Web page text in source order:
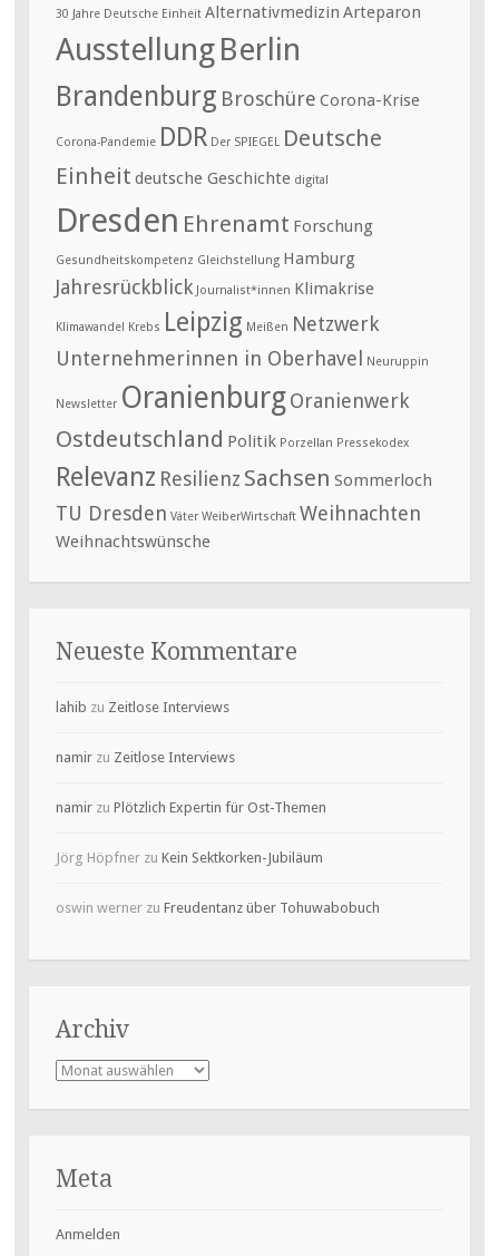
30 Jahre Deutsche Einheit Alternativmedizin Arteparon
AusstellungBerlin
Brandenburg Broschüre Corona-Krise
Corona-Pandemie DDR Der SPIEGEL Deutsche
Einheit deutsche Geschichte digital
Dresden Ehrenamt Forschung
Gesundheitskompetenz Gleichstellung Hamburg
Jahresrückblick Journalist*innen Klimakrise
Klimawandel Krebs Leipzig Meißen Netzwerk
Unternehmerinnen in Oberhavel
Neuruppin
Newsletter OranienburgOranienwerk
Ostdeutschland Politik Porzellan Pressekodex
Relevanz Resilienz Sachsen Sommerloch
TU Dresden Väter WeiberWirtschaft Weihnachten
Weihnachtswünsche
Neueste Kommentare
lahib zu Zeitlose Interviews
namirzu Zeitlose Interviews
namirzu Plötzlich Expertin für Ost-Themen
Jörg Höpfnerzu Kein Sektkorken-Jubiläum
oswin wernerzu Freudentanz über Tohuwabobuch
Archiv
Archiv
Meta
Anmelden